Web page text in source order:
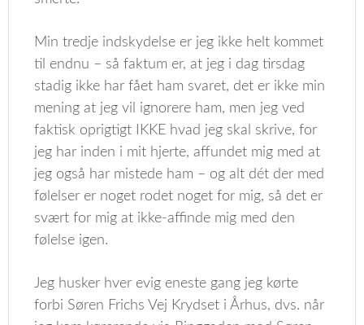
Min tredje indskydelse er jeg ikke helt kommet
til endnu – så faktum er, at jeg i dag tirsdag
stadig ikke har fået ham svaret, det er ikke min
mening at jeg vil ignorere ham, men jeg ved
faktisk oprigtigt IKKE hvad jeg skal skrive, for
jeg har inden i mit hjerte, affundet mig med at
jeg også har mistede ham – og alt dét der med
følelser er noget rodet noget for mig, så det er
svært for mig at ikke-affinde mig med den
følelse igen.
Jeg husker hver evig eneste gang jeg kørte
forbi Søren Frichs Vej Krydset i Århus, dvs. når